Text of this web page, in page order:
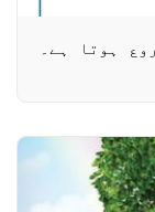
ہوتا ہے۔